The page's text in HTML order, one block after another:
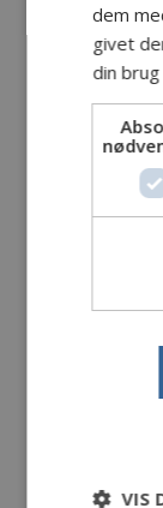
🪱Vi vil
så hvis der
det, så skriv
klubhuset kl.
Af hensyn til
til. Ring
Sidste frist
Knæk & bræk
dem
givet
din
VIS